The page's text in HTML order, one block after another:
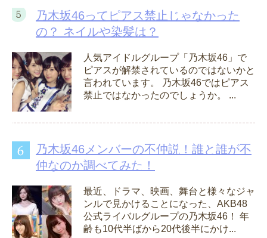
乃木坂46ってピアス禁止じゃなかった
の？ ネイルや染髪は？
人気アイドルグループ「乃木坂46」で
ピアスが解禁されているのではないかと
言われています。 乃木坂46ではピアス
禁止ではなかったのでしょうか。 ...
乃木坂46メンバーの不仲説！誰と誰が不
仲なのか調べてみた！
最近、ドラマ、映画、舞台と様々なジャ
ンルで見かけることになった、AKB48
公式ライバルグループの乃木坂46！ 年
齢も10代半ばから20代後半にかけ...